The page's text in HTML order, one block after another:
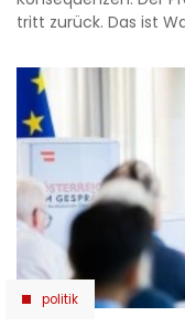
tritt zurück. Das ist
politik